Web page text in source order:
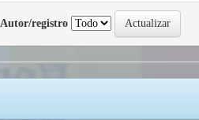
Autor/registro